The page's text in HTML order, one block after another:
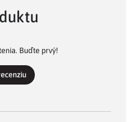
Buďte prvý!